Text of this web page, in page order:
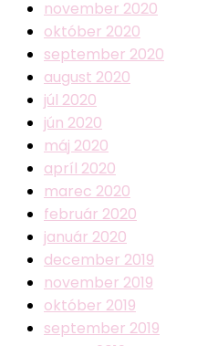
november 2020
október 2020
september 2020
august 2020
júl 2020
jún 2020
máj 2020
apríl 2020
marec 2020
február 2020
január 2020
december 2019
november 2019
október 2019
september 2019